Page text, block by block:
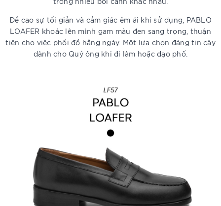
Đề cao sự tối giản và cảm giác êm ái khi sử dụng, PABLO
LOAFER khoác lên mình gam màu đen sang trọng, thuận
tiện cho việc phối đồ hằng ngày. Một lựa chọn đáng tin cậy
dành cho Quý ông khi đi làm hoặc dạo phố.